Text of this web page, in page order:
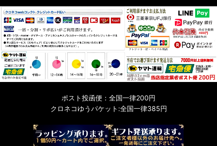
ポスト投函便：全国一律200円
クロネコゆうパケット:全国一律385円